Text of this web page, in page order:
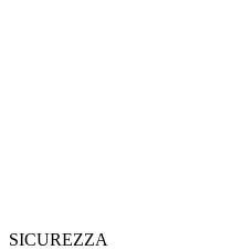
SICUREZZA